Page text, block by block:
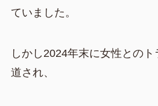
ていました。
しかし2024年末に女性との
道され、